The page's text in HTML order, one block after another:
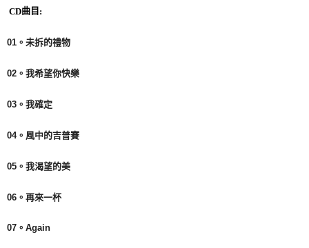
CD曲目 :
01 。未拆的禮物
02 。我希望你快樂
03 。我確定
04。風中的吉普賽
05 。我渴望的美
06 。再來一杯
07 。 Again